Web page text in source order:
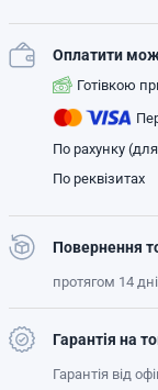
Оплатити
Готівкою
По рахунку
По реквізитах
Повернення
протягом 14
Гарантія на
Гарантія від